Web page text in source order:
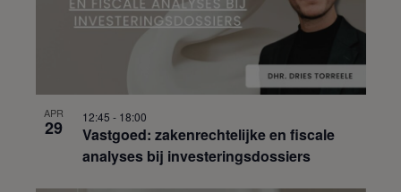
APR
29
Vastgoed: zakenrechtelijke en fiscale
analyses bij investeringsdossiers
12:45 - 18:00